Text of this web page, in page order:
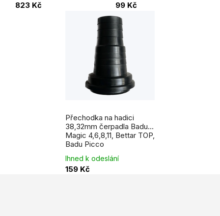
823 Kč 99 Kč
Přechodka na hadici
38,32mm čerpadla Badu
Magic 4,6,8,11, Bettar TOP,
Badu Picco
hodnocení
produktu
je
5,0
z
5
hvězdiček.
Ihned k odeslání
159 Kč